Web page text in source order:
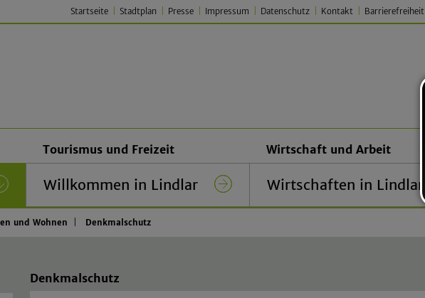
Startseite Stadtplan Presse Impressum Datenschutz Kontakt Barrierefreiheit
Tourismus und Freizeit
Willkommen in Lindlar
Wirtschaft und Arbeit
Wirtschaften in Lindlar
und Wohnen Denkmalschutz
Denkmalschutz